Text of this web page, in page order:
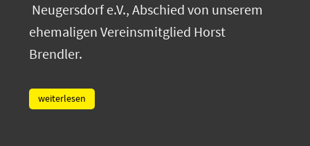
Neugersdorf e.V., Abschied von unserem
ehemaligen Vereinsmitglied Horst
Brendler.
weiterlesen